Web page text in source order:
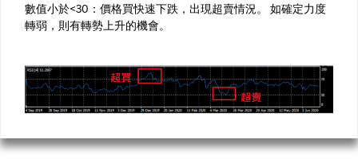
數值小於<30：價格買快速下跌，出現超賣情況。 如確定力度
轉弱，則有轉勢上升的機會。